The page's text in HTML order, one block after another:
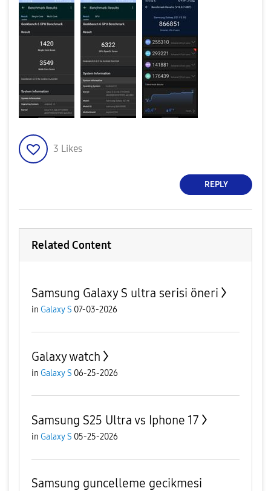
3 Likes
REPLY
Related Content
Samsung Galaxy S ultra serisi öneri
in Galaxy S 07-03-2026
Galaxy watch
in Galaxy S 06-25-2026
Samsung S25 Ultra vs Iphone 17
in Galaxy S 05-25-2026
Samsung guncelleme gecikmesi